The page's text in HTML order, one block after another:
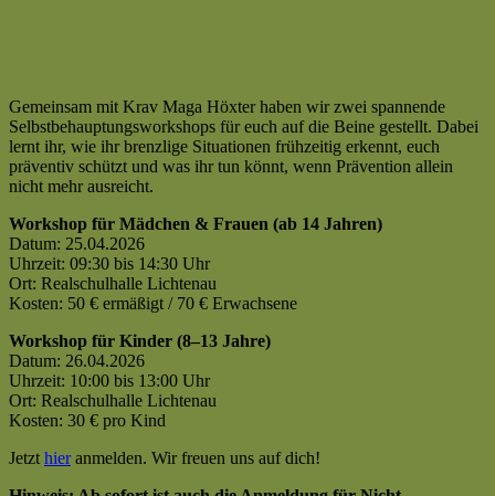
Gemeinsam mit Krav Maga Höxter haben wir zwei spannende
Selbstbehauptungsworkshops für euch auf die Beine gestellt. Dabei
lernt ihr, wie ihr brenzlige Situationen frühzeitig erkennt, euch
präventiv schützt und was ihr tun könnt, wenn Prävention allein
nicht mehr ausreicht.
Workshop für Mädchen & Frauen (ab 14 Jahren)
Datum: 25.04.2026
Uhrzeit: 09:30 bis 14:30 Uhr
Ort: Realschulhalle Lichtenau
Kosten: 50 € ermäßigt / 70 € Erwachsene
Workshop für Kinder (8–13 Jahre)
Datum: 26.04.2026
Uhrzeit: 10:00 bis 13:00 Uhr
Ort: Realschulhalle Lichtenau
Kosten: 30 € pro Kind
Jetzt hieranmelden. Wir freuen uns auf dich!